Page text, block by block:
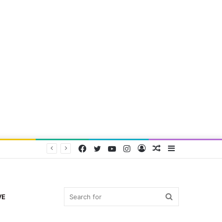
Random
Log
Instagram
YouTube
Twitter
Facebook